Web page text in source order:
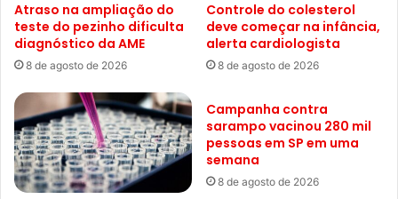
Atraso na ampliação do
teste do pezinho dificulta
diagnóstico da AME
8 de agosto de 2026
Controle do colesterol
deve começar na infância,
alerta cardiologista
8 de agosto de 2026
Campanha contra
sarampo vacinou 280 mil
pessoas em SP em uma
semana
8 de agosto de 2026